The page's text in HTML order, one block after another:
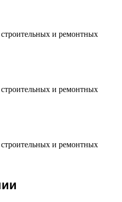
и ремонтных
и ремонтных
и ремонтных